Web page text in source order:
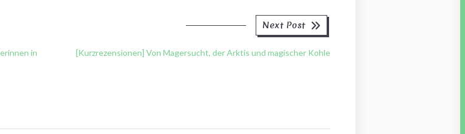
in
Next Post
[Kurzrezensionen] Von Magersucht, der Arktis und magischer Kohle